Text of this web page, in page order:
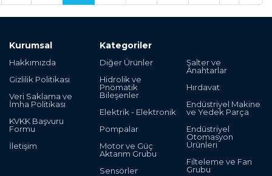
Kurumsal
Hakkımızda
Gizlilik Politikası
Veri Saklama ve
İmha Politikası
KVKK Başvuru
Formu
İletişim
Kategoriler
Diğer Ürünler
Hidrolik ve
Pnömatik
Bileşenler
Elektrik - Elektronik
Pompalar
Motor ve Güç
Aktarım Grubu
Sensörler
Şalter ve
Anahtarlar
Hırdavat
Endüstriyel Makine
ve Yedek Parça
Endüstriyel
Otomasyon
Ürünleri
Filteleme ve Fan
Grubu